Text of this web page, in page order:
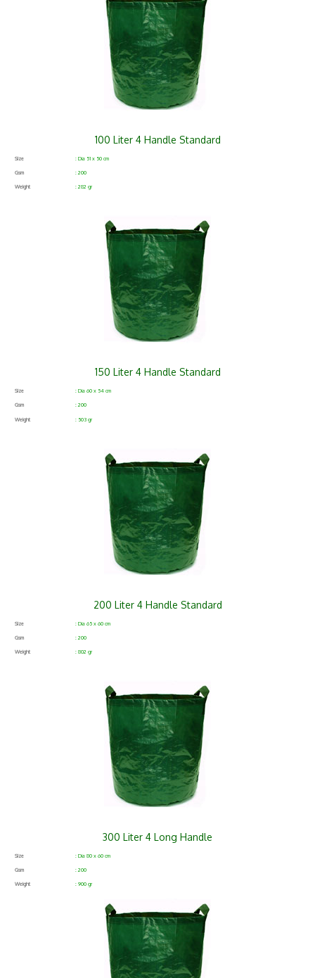
100 Liter 4 Handle Standard
Size : Dia 51 x 50 cm
Gsm : 200
Weight : 282 gr
150 Liter 4 Handle Standard
Size : Dia 60 x 54 cm
Gsm : 200
Weight : 503 gr
200 Liter 4 Handle Standard
Size : Dia 65 x 60 cm
Gsm : 200
Weight : 802 gr
300 Liter 4 Long Handle
Size : Dia 80 x 60 cm
Gsm : 200
Weight : 900 gr